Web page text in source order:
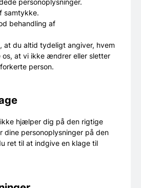
personoplysninger.
samtykke.
behandling af
du altid tydeligt angiver, hvem
os, at vi ikke ændrer eller sletter
person.
hjælper dig på den rigtige
dine personoplysninger på den
ret til at indgive en klage til